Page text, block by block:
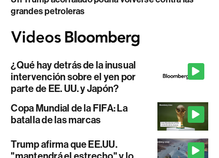
grandes petroleras
¿Qué hay detrás de la inusual
intervención sobre el yen por
parte de EE. UU. y Japón?
Copa Mundial de la FIFA: La
batalla de las marcas
Trump afirma que EE.UU.